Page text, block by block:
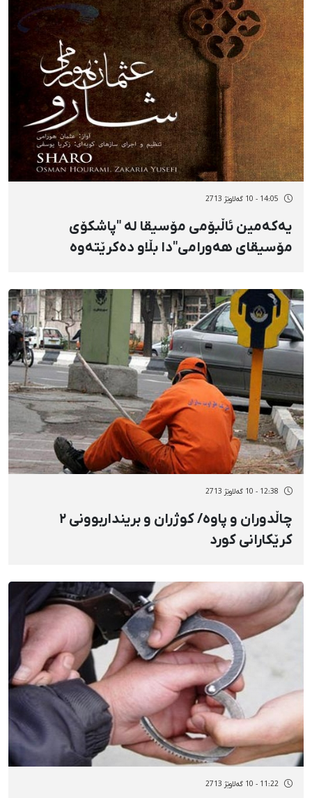
14:05 - 10 گەلاوێژ 2713
یەکەمین ئاڵبۆمی مۆسیقا لە "پاشکۆی
مۆسیقای هەورامی"دا بڵاو دەکرێتەوە
12:38 - 10 گەلاوێژ 2713
چاڵدوران و پاوە/ کوژران و برینداربوونی ٢
کرێکارانی کورد
11:22 - 10 گەلاوێژ 2713